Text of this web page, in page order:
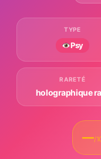
TYPE
Psy
RARETÉ
holographique
—/